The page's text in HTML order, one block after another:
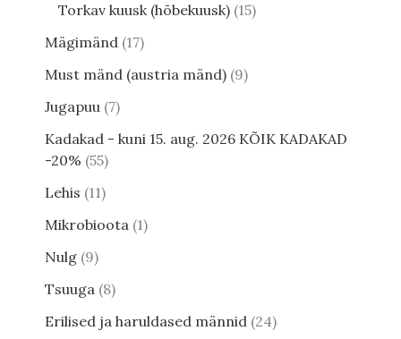
Torkav kuusk (hõbekuusk) 15
Mägimänd 17
Must mänd (austria mänd) 9
Jugapuu 7
Kadakad - kuni 15. aug. 2026 KÕIK KADAKAD
-20% 55
Lehis 11
Mikrobioota 1
Nulg 9
Tsuuga 8
Erilised ja haruldased männid 24